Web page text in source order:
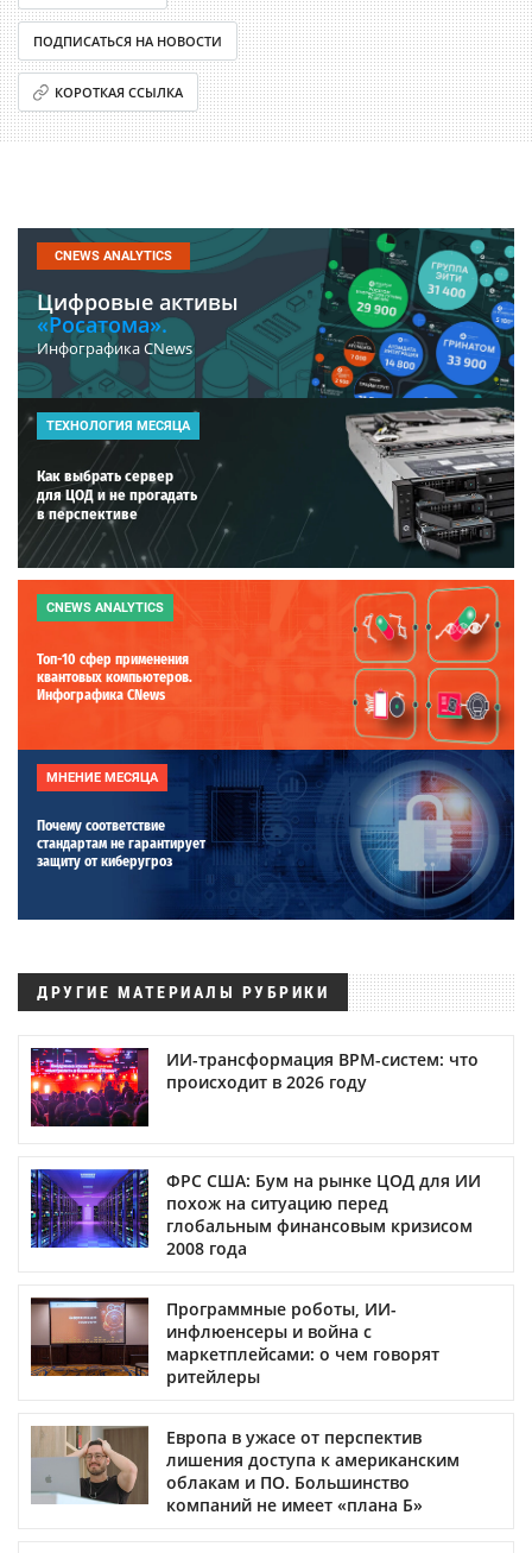
ПОДПИСАТЬСЯ НА НОВОСТИ
КОРОТКАЯ ССЫЛКА
CNEWS ANALYTICS
Цифровые активы
«Росатома».
Инфографика CNews
ТЕХНОЛОГИЯ МЕСЯЦА
Как выбрать сервер
для ЦОД и не прогадать
в перспективе
CNEWS ANALYTICS
Топ-10 сфер применения
квантовых компьютеров.
Инфографика CNews
МНЕНИЕ МЕСЯЦА
Почему соответствие
стандартам не гарантирует
защиту от киберугроз
ДРУГИЕ МАТЕРИАЛЫ РУБРИКИ
ИИ-трансформация BPM-систем: что
происходит в 2026 году
ФРС США: Бум на рынке ЦОД для ИИ
похож на ситуацию перед
глобальным финансовым кризисом
2008 года
Программные роботы, ИИ-
инфлюенсеры и война с
маркетплейсами: о чем говорят
ритейлеры
Европа в ужасе от перспектив
лишения доступа к американским
облакам и ПО. Большинство
компаний не имеет «плана Б»